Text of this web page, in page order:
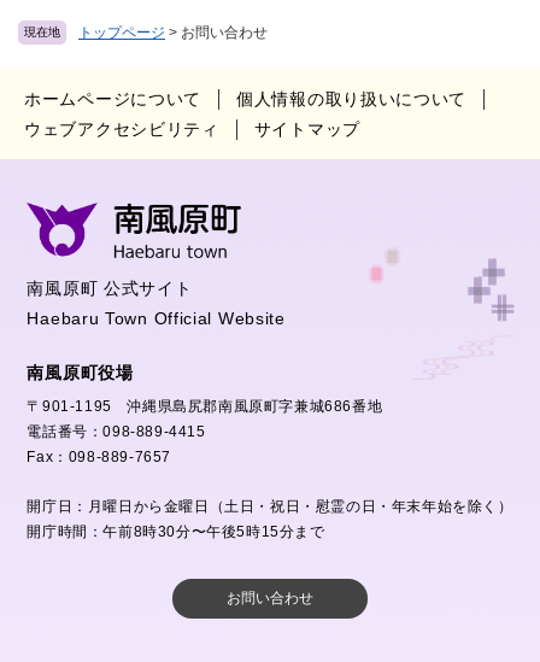
現在地 トップページ > お問い合わせ
ホームページについて
個人情報の取り扱いについて
ウェブアクセシビリティ
サイトマップ
南風原町 公式サイト
Haebaru Town Official Website
南風原町役場
〒901-1195 沖縄県島尻郡南風原町字兼城686番地
電話番号：098-889-4415
Fax：098-889-7657
開庁日：月曜日から金曜日（土日・祝日・慰霊の日・年末年始を除く）
開庁時間：午前8時30分〜午後5時15分まで
お問い合わせ